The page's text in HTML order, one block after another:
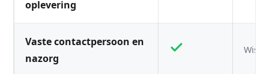
oplevering
Vaste contactpersoon en
nazorg